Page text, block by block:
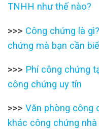
TNHH như thế nào?
>>> Công chứng là
chứng mà bạn cần
>>> Phí công chứng
công chứng uy tín
>>> Văn phòng công
khác công chứng